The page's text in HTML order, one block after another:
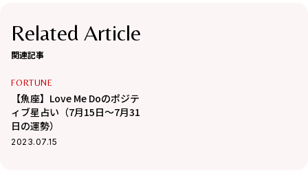
Related Article
関連記事
FORTUNE
【魚座】Love Me Doのポジテ
ィブ星占い（7月15日～7月31
日の運勢）
2023.07.15